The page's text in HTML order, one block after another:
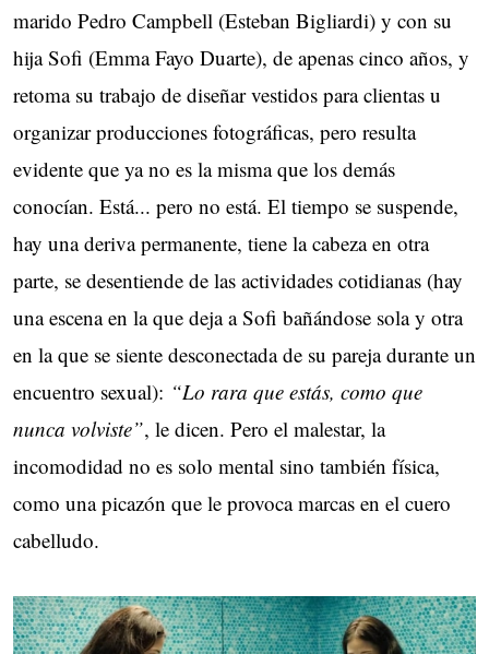
marido Pedro Campbell (Esteban Bigliardi) y con su
hija Sofi (Emma Fayo Duarte), de apenas cinco años, y
retoma su trabajo de diseñar vestidos para clientas u
organizar producciones fotográficas, pero resulta
evidente que ya no es la misma que los demás
conocían. Está... pero no está. El tiempo se suspende,
hay una deriva permanente, tiene la cabeza en otra
parte, se desentiende de las actividades cotidianas (hay
una escena en la que deja a Sofi bañándose sola y otra
en la que se siente desconectada de su pareja durante un
encuentro sexual): “Lo rara que estás, como que
nunca volviste”, le dicen. Pero el malestar, la
incomodidad no es solo mental sino también física,
como una picazón que le provoca marcas en el cuero
cabelludo.